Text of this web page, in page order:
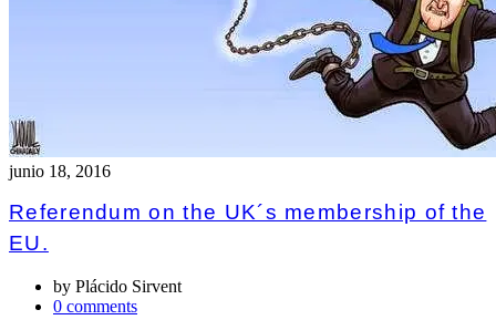
junio 18, 2016
Referendum on the UK´s membership of the
EU.
by Plácido Sirvent
0 comments